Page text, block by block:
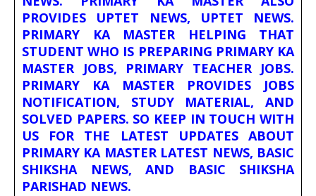
PROVIDES UPTET NEWS, UPTET NEWS.
PRIMARY KA MASTER HELPING THAT
STUDENT WHO IS PREPARING PRIMARY KA
MASTER JOBS, PRIMARY TEACHER JOBS.
PRIMARY KA MASTER PROVIDES JOBS
NOTIFICATION, STUDY MATERIAL, AND
SOLVED PAPERS. SO KEEP IN TOUCH WITH
US FOR THE LATEST UPDATES ABOUT
PRIMARY KA MASTER LATEST NEWS, BASIC
SHIKSHA NEWS, AND BASIC SHIKSHA
PARISHAD NEWS.